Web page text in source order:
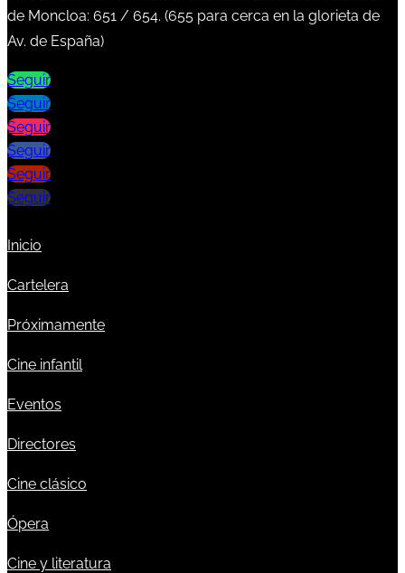
de Moncloa: 651 / 654. (655 para cerca en la glorieta de
Av. de España)
Seguir
Seguir
Seguir
Seguir
Seguir
Seguir
Inicio
Cartelera
Próximamente
Cine infantil
Eventos
Directores
Cine clásico
Ópera
Cine y literatura